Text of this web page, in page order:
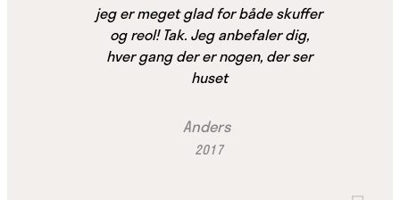
jeg er meget glad for både skuffer
og reol! Tak. Jeg anbefaler dig,
hver gang der er nogen, der ser
huset
Anders
2017